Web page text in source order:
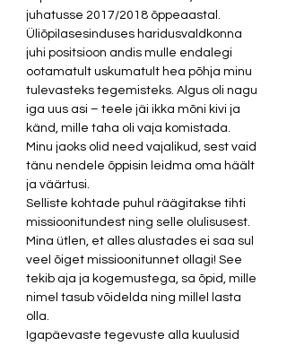
juhatusse 2017/2018 õppeaastal.
Üliõpilasesinduses haridusvaldkonna
juhi positsioon andis mulle endalegi
ootamatult uskumatult hea põhja minu
tulevasteks tegemisteks. Algus oli nagu
iga uus asi – teele jäi ikka mõni kivi ja
känd, mille taha oli vaja komistada.
Minu jaoks olid need vajalikud, sest vaid
tänu nendele õppisin leidma oma häält
ja väärtusi.
Selliste kohtade puhul räägitakse tihti
missioonitundest ning selle olulisusest.
Mina ütlen, et alles alustades ei saa sul
veel õiget missioonitunnet ollagi! See
tekib aja ja kogemustega, sa õpid, mille
nimel tasub võidelda ning millel lasta
olla.
Igapäevaste tegevuste alla kuulusid